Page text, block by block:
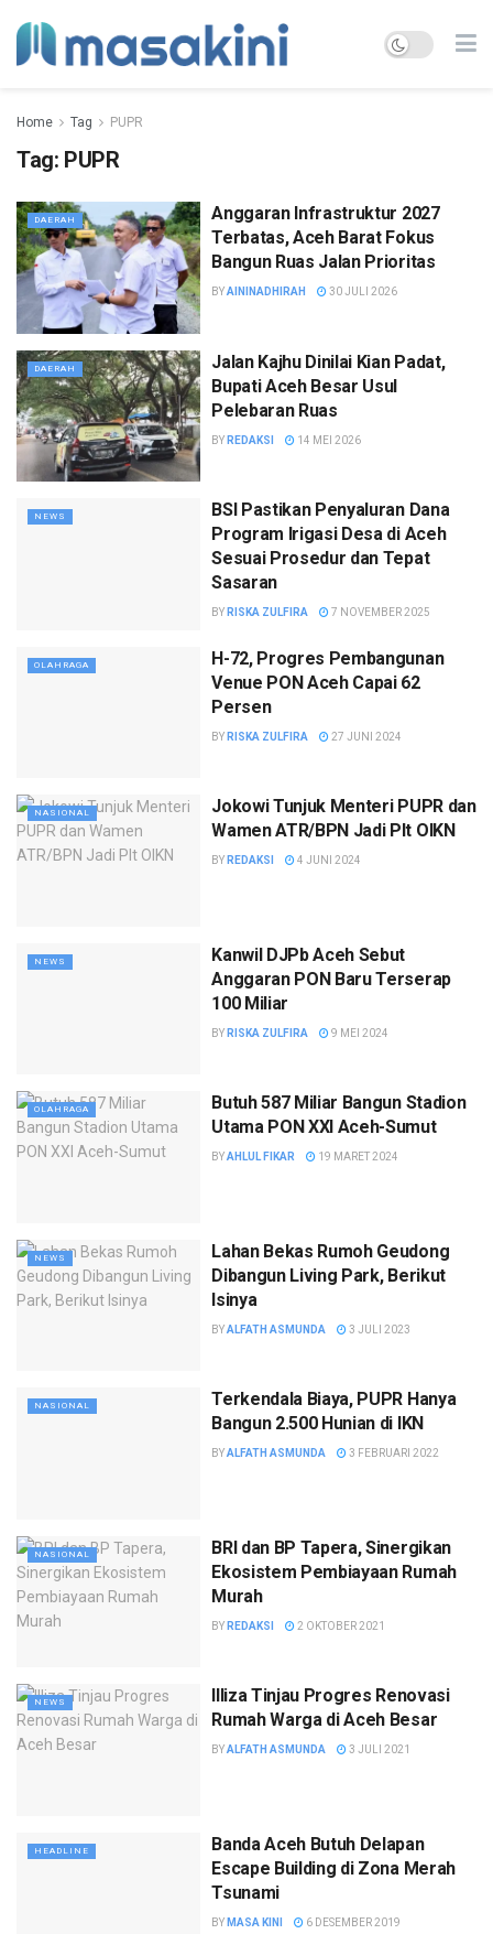
Home Tag PUPR
Tag: PUPR
DAERAH
Anggaran Infrastruktur 2027
Terbatas, Aceh Barat Fokus
Bangun Ruas Jalan Prioritas
BYAININADHIRAH 30 JULI 2026
DAERAH
Jalan Kajhu Dinilai Kian Padat,
Bupati Aceh Besar Usul
Pelebaran Ruas
BY REDAKSI 14 MEI 2026
NEWS
BSI Pastikan Penyaluran Dana
Program Irigasi Desa di Aceh
Sesuai Prosedur dan Tepat
Sasaran
BY RISKA ZULFIRA 7 NOVEMBER 2025
OLAHRAGA
H-72, Progres Pembangunan
Venue PON Aceh Capai 62
Persen
BY RISKA ZULFIRA 27 JUNI 2024
NASIONAL
Jokowi Tunjuk Menteri PUPR dan
Wamen ATR/BPN Jadi Plt OIKN
BY REDAKSI 4 JUNI 2024
NEWS
Kanwil DJPb Aceh Sebut
Anggaran PON Baru Terserap
100 Miliar
BY RISKA ZULFIRA 9 MEI 2024
OLAHRAGA
Butuh 587 Miliar Bangun Stadion
Utama PON XXI Aceh-Sumut
BYAHLUL FIKAR 19 MARET 2024
NEWS
Lahan Bekas Rumoh Geudong
Dibangun Living Park, Berikut
Isinya
BYALFATH ASMUNDA 3 JULI 2023
NASIONAL
Terkendala Biaya, PUPR Hanya
Bangun 2.500 Hunian di IKN
BYALFATH ASMUNDA 3 FEBRUARI 2022
NASIONAL
BRI dan BP Tapera, Sinergikan
Ekosistem Pembiayaan Rumah
Murah
BY REDAKSI 2 OKTOBER 2021
NEWS
Illiza Tinjau Progres Renovasi
Rumah Warga di Aceh Besar
BYALFATH ASMUNDA 3 JULI 2021
HEADLINE
Banda Aceh Butuh Delapan
Escape Building di Zona Merah
Tsunami
BY MASA KINI 6 DESEMBER 2019